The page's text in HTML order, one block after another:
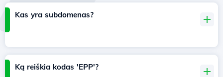
Kas yra subdomenas?
Ką reiškia kodas 'EPP'?